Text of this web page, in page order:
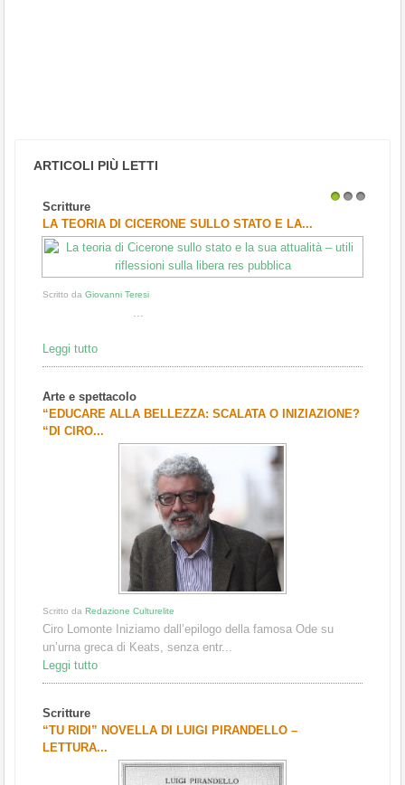
ARTICOLI PIÙ LETTI
Scritture
LA TEORIA DI CICERONE SULLO STATO E LA...
Scritto da Giovanni Teresi
...
Leggi tutto
Arte e spettacolo
“EDUCARE ALLA BELLEZZA: SCALATA O INIZIAZIONE?
“DI CIRO...
Scritto da Redazione Culturelite
Ciro Lomonte Iniziamo dall’epilogo della famosa Ode su
un’urna greca di Keats, senza entr...
Leggi tutto
Scritture
“TU RIDI” NOVELLA DI LUIGI PIRANDELLO –
LETTURA...